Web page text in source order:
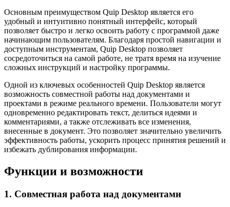
Основным преимуществом Quip Desktop является его
удобный и интуитивно понятный интерфейс, который
позволяет быстро и легко освоить работу с программой даже
начинающим пользователям. Благодаря простой навигации и
доступным инструментам, Quip Desktop позволяет
сосредоточиться на самой работе, не тратя время на изучение
сложных инструкций и настройку программы.
Одной из ключевых особенностей Quip Desktop является
возможность совместной работы над документами и
проектами в режиме реального времени. Пользователи могут
одновременно редактировать текст, делиться идеями и
комментариями, а также отслеживать все изменения,
внесенные в документ. Это позволяет значительно увеличить
эффективность работы, ускорить процесс принятия решений и
избежать дублирования информации.
Функции и возможности
1. Совместная работа над документами